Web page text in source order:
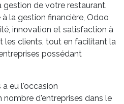
de votre restaurant.
la gestion financière, Odoo
innovation et satisfaction à
les clients, tout en facilitant la
possédant
a eu l'occasion
d'entreprises dans le